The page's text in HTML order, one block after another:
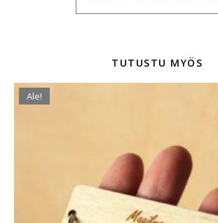
TUTUSTU MYÖS
Ale!